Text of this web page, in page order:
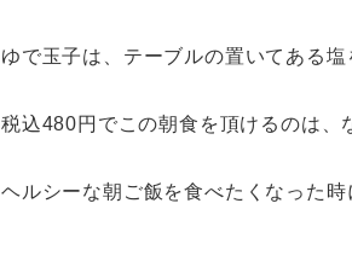
ゆで玉子は、テーブルの置いてある塩
税込480円でこの朝食を頂けるのは、
ヘルシーな朝ご飯を食べたくなった